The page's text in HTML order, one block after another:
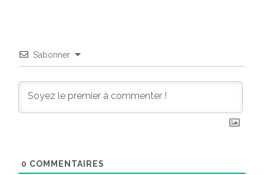
S’abonner
0 COMMENTAIRES